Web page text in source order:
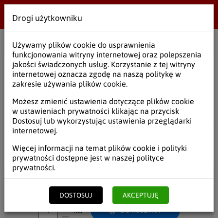
Wielobranżowe
Start / Opakowania / Folie / Folie termokurczliwe
Folia termokurczliwa 350/18
23,62 zł brutto / KG 19,20 zł netto
KG DO KOSZYKA
Drogi użytkowniku
Używamy plików cookie do usprawnienia
funkcjonowania witryny internetowej oraz polepszenia
jakości świadczonych usług. Korzystanie z tej witryny
internetowej oznacza zgodę na naszą politykę w
zakresie używania plików cookie.
Możesz zmienić ustawienia dotyczące plików cookie
w ustawieniach prywatności klikając na przycisk
Dostosuj lub wykorzystując ustawienia przeglądarki
internetowej.
Więcej informacji na temat plików cookie i polityki
prywatności dostępne jest w naszej polityce
prywatności.
DOSTOSUJ AKCEPTUJĘ